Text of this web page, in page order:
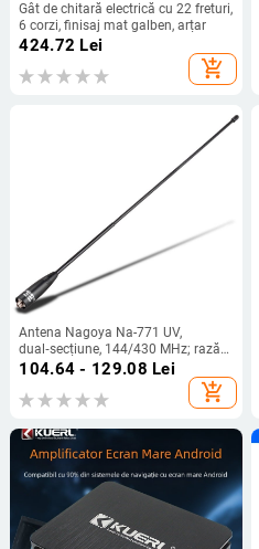
Gât de chitară electrică cu 22 freturi,
6 corzi, finisaj mat galben, arțar
424.72 Lei
add_shopping_cart
Antena Nagoya Na-771 UV,
dual‑secțiune, 144/430 MHz; rază
1,5–3 km; distanță teoretică 5–10
km; putere de emisie 10 W; anti-
interferențe
104.64 - 129.08 Lei
add_shopping_cart